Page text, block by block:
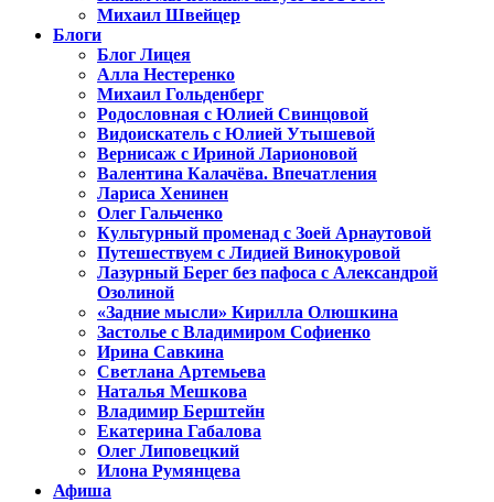
Михаил Швейцер
Блоги
Блог Лицея
Алла Нестеренко
Михаил Гольденберг
Родословная с Юлией Свинцовой
Видоискатель с Юлией Утышевой
Вернисаж с Ириной Ларионовой
Валентина Калачёва. Впечатления
Лариса Хенинен
Олег Гальченко
Культурный променад с Зоей Арнаутовой
Путешествуем с Лидией Винокуровой
Лазурный Берег без пафоса с Александрой
Озолиной
«Задние мысли» Кирилла Олюшкина
Застолье с Владимиром Софиенко
Ирина Савкина
Светлана Артемьева
Наталья Мешкова
Владимир Берштейн
Екатерина Габалова
Олег Липовецкий
Илона Румянцева
Афиша